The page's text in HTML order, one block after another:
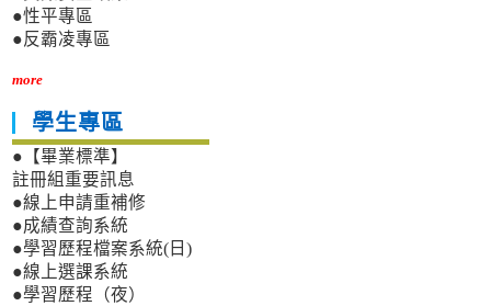
●性平專區
●反霸凌專區
more
學生專區
●【畢業標準】
註冊組重要訊息
●線上申請重補修
●成績查詢系統
●學習歷程檔案系統(日)
●線上選課系統
●學習歷程（夜）